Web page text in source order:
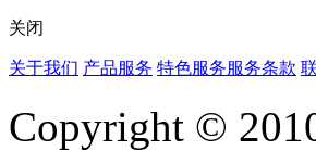
关闭
关于我们 产品服务 特色服务服务条款
Copyright ©